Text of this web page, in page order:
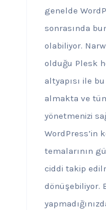
genelde
sonrasında
olabiliyor.
olduğu Plesk
altyapısı ile
almakta ve
yönetmenizi
WordPress’in
temalarının
ciddi takip
dönüşebiliyor.